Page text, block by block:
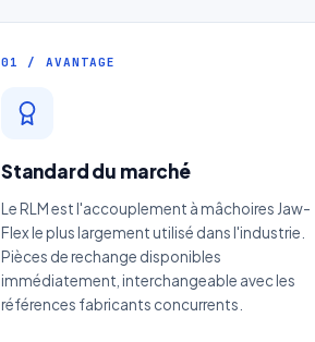
01 / AVANTAGE
Standard du marché
Le RLM est l'accouplement à mâchoires Jaw-
Flex le plus largement utilisé dans l'industrie.
Pièces de rechange disponibles
immédiatement, interchangeable avec les
références fabricants concurrents.